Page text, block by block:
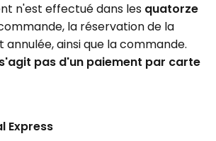
n'est effectué dans les quatorze
la réservation de la
ainsi que la commande.
pas d'un paiement par carte
Express